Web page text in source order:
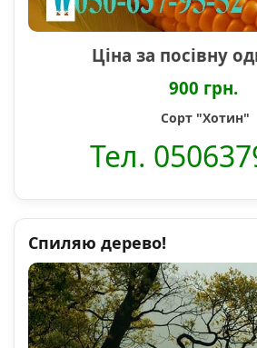
Ціна за посівну
900 грн.
Сорт "Хотин"
Тел.
Спиляю дерево!